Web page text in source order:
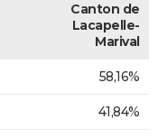
Canton de
Lacapelle-
Marival
58,16%
41,84%